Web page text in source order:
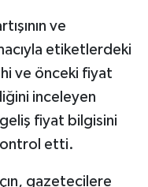
ve
etiketlerdeki
ve önceki fiyat
inceleyen
fiyat bilgisini
etti.
gazetecilere